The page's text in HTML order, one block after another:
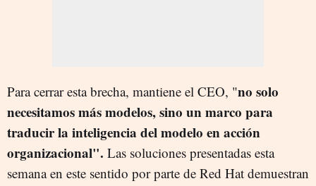
Para cerrar esta brecha, mantiene el CEO, "no solo
necesitamos más modelos, sino un marco para
traducir la inteligencia del modelo en acción
organizacional". Las soluciones presentadas esta
semana en este sentido por parte de Red Hat demuestran